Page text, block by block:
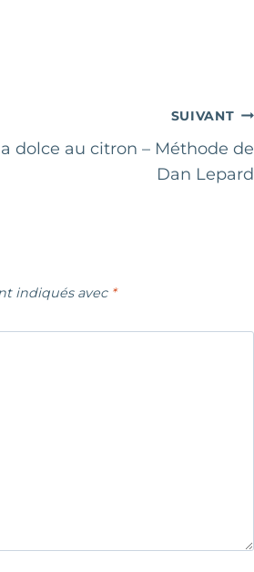
SUIVANT
dolce au citron – Méthode de
Dan Lepard
indiqués avec *